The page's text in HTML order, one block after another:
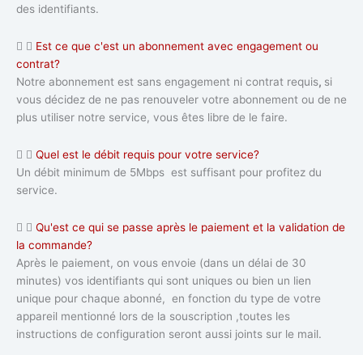
des identifiants.
Est ce que c'est un abonnement avec engagement ou
contrat?
Notre abonnement est sans engagement ni contrat requis, si
vous décidez de ne pas renouveler votre abonnement ou de ne
plus utiliser notre service, vous êtes libre de le faire.
Quel est le débit requis pour votre service?
Un débit minimum de 5Mbps est suffisant pour profitez du
service.
Qu'est ce qui se passe après le paiement et la validation de
la commande?
Après le paiement, on vous envoie (dans un délai de 30
minutes) vos identifiants qui sont uniques ou bien un lien
unique pour chaque abonné, en fonction du type de votre
appareil mentionné lors de la souscription ,toutes les
instructions de configuration seront aussi joints sur le mail.